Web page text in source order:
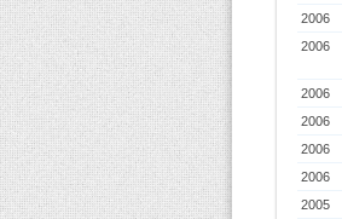
2006
2006
2006
2006
2006
2006
2005